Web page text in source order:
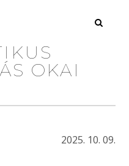
OKAI
2025. 10. 09.